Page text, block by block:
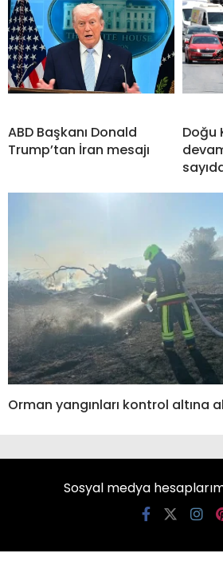
ABD Başkanı Donald
Trump’tan İran mesajı
Doğu
Orman yangınları kontrol altına
Sosyal medya